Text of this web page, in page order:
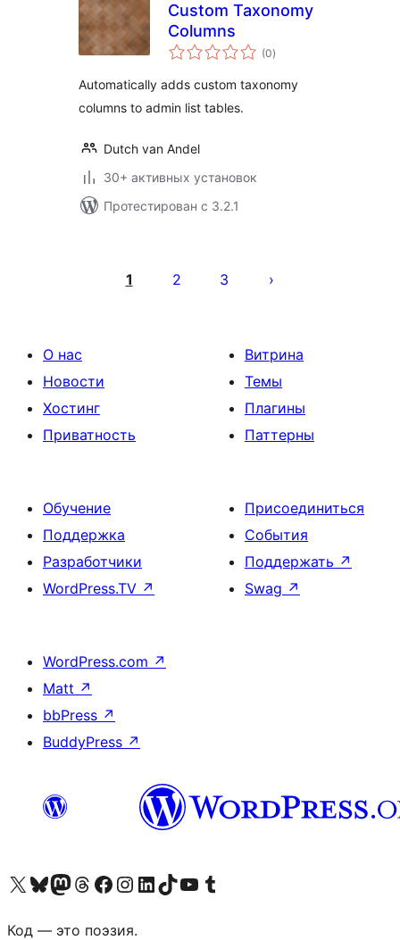
Custom Taxonomy
Columns
(0общий
рейтинг
)
Automatically adds custom taxonomy
columns to admin list tables.
Dutch van Andel
30+ активных установок
Протестирован с 3.2.1
записей
1 2 3
О нас
Новости
Хостинг
Приватность
Витрина
Темы
Плагины
Паттерны
Обучение
Поддержка
Разработчики
WordPress.TV ↗
Присоединиться
События
Поддержать ↗
Swag ↗
WordPress.com ↗
Matt ↗
bbPress ↗
BuddyPress ↗
Посетите нас в X (ранее Twitter)
Посетите нашу учётную запись в Bluesky
Посетите нашу ленту в Mastodon
Посетите нашу учётную запись в Threads
Посетите нашу страницу на Facebook
Посетите наш Instagram
Посетите нашу страницу в LinkedIn
Посетите нашу учётную запись в TikTok
Посетите наш канал YouTube
Посетите нашу учётную запись в Tumblr
Код — это поэзия.